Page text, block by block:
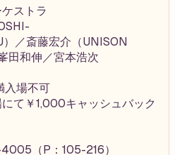
ストラ
／斎藤宏介（UNISON
田和伸／宮本浩次
入場不可
て￥1,000キャッシュバック
（P：105-216）